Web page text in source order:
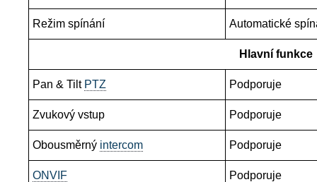
Režim spínání Automatické
Hlavní funkce
Pan & Tilt PTZ Podporuje
Zvukový vstup Podporuje
Obousměrný intercom Podporuje
ONVIF Podporuje